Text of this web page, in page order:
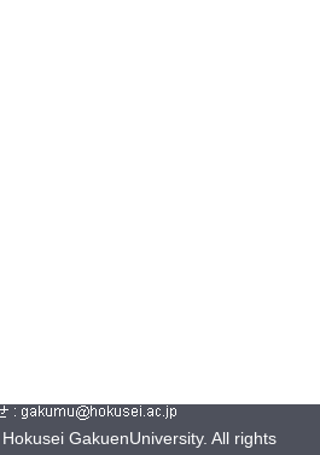
GakuenUniversity. All rights